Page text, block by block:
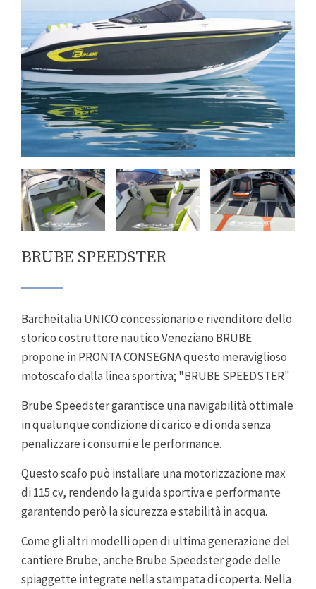
BRUBE SPEEDSTER
Barcheitalia UNICO concessionario e rivenditore dello
storico costruttore nautico Veneziano BRUBE
propone in PRONTA CONSEGNA questo meraviglioso
motoscafo dalla linea sportiva; "BRUBE SPEEDSTER"
Brube Speedster garantisce una navigabilità ottimale
in qualunque condizione di carico e di onda senza
penalizzare i consumi e le performance.
Questo scafo può installare una motorizzazione max
di 115 cv, rendendo la guida sportiva e performante
garantendo però la sicurezza e stabilità in acqua.
Come gli altri modelli open di ultima generazione del
cantiere Brube, anche Brube Speedster gode delle
spiaggette integrate nella stampata di coperta. Nella